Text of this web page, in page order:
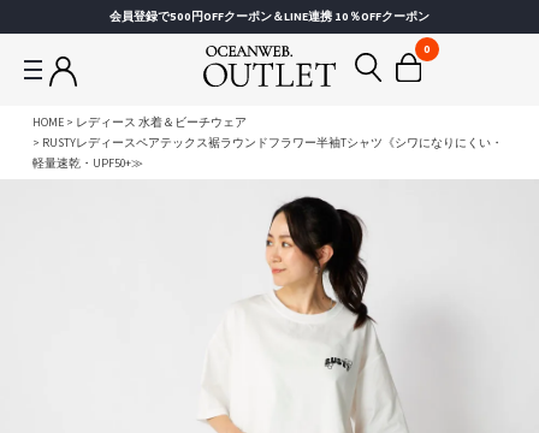
会員登録で500円OFFクーポン＆LINE連携 10％OFFクーポン
0
HOME
レディース 水着＆ビーチウェア
RUSTYレディースペアテックス裾ラウンドフラワー半袖Tシャツ《シワになりにくい・
軽量速乾・UPF50+≫